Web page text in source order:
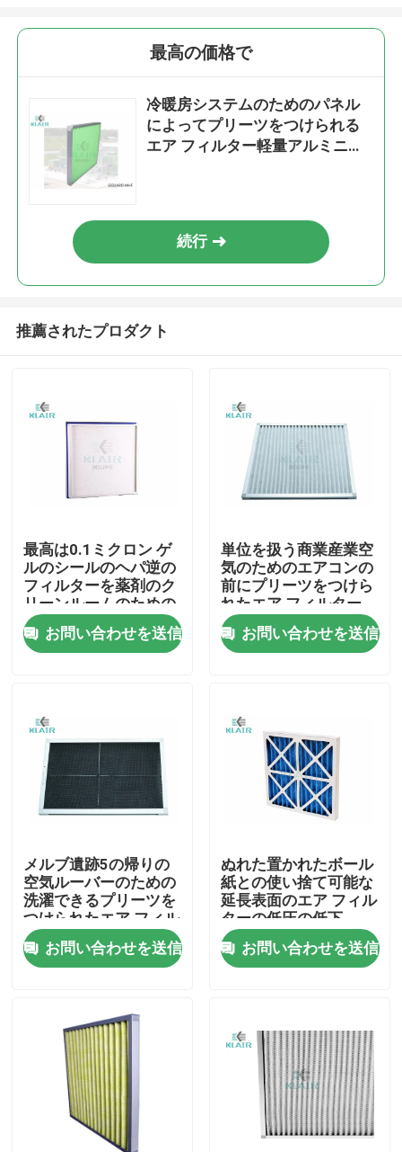
家
私達について
工場旅行
品質管理
私達に連絡しなさい
引用を要求しなさい
袋のエア フィルター
HVAC のエア フィルター
ヘパ のエア フィルター
最高の価格で
冷暖房システムのためのパネル
によってプリーツをつけられる
エア フィルター軽量アルミニウ
続行
推薦されたプロダクト
最高は0.1ミクロン ゲ
ルのシールのヘパ逆の
フィルターを薬剤のク
リーンルームのための
浄化します
お問い合わせを送信
単位を扱う商業産業空
気のためのエアコンの
前にプリーツをつけら
れたエア フィルター
お問い合わせを送信
メルブ遺跡5の帰りの
空気ルーバーのための
洗濯できるプリーツを
つけられたエア フィル
ターのナイロン網パネ
ル お問い合わせを送信
ぬれた置かれたボール
紙との使い捨て可能な
延長表面のエア フィル
ターの低圧の低下
お問い合わせを送信